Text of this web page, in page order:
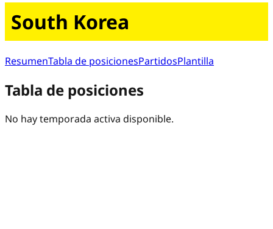
South Korea
ResumenTabla de posicionesPartidosPlantilla
Tabla de posiciones
No hay temporada activa disponible.